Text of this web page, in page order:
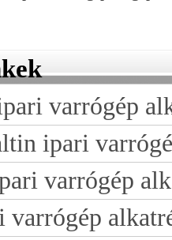
varrógép
ipari
varrógép